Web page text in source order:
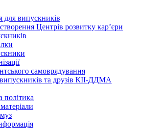
для випускників
Центрів розвитку кар’єри
самоврядування
та друзів КІІ-ДДМА
політика